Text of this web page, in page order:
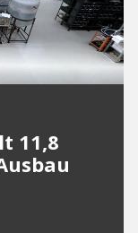
11,8